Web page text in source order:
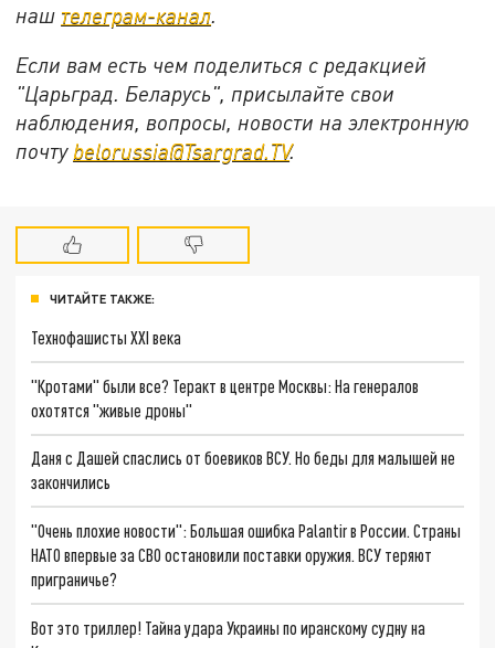
наш телеграм-канал.
Если вам есть чем поделиться с редакцией
"Царьград. Беларусь", присылайте свои
наблюдения, вопросы, новости на электронную
почту belorussia@Tsargrad.TV.
ЧИТАЙТЕ ТАКЖЕ:
Технофашисты XXI века
"Кротами" были все? Теракт в центре Москвы: На генералов
охотятся "живые дроны"
Даня с Дашей спаслись от боевиков ВСУ. Но беды для малышей не
закончились
"Очень плохие новости": Большая ошибка Palantir в России. Страны
НАТО впервые за СВО остановили поставки оружия. ВСУ теряют
приграничье?
Вот это триллер! Тайна удара Украины по иранскому судну на